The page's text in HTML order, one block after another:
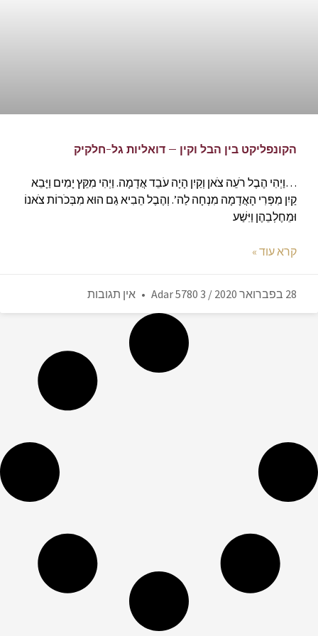
הקונפליקט בין הבל וקין – דואליות גל-חלקיק
…וַיְהִי הֶבֶל רֹעֵה צֹאן וְקַיִן הָיָה עֹבֵד אֲדָמָה. וַיְהִי מִקֵּץ יָמִים וַיָּבֵא
קַיִן מִפְּרִי הָאֲדָמָה מִנְחָה לַה’. וְהֶבֶל הֵבִיא גַם הוּא מִבְּכֹרוֹת צֹאנוֹ
וּמֵחֶלְבֵהֶן וַיִּשַׁע
קרא עוד »
28 בפברואר 2020 / 3 Adar 5780 אין תגובות